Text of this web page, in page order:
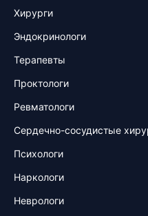
Хирурги
Эндокринологи
Терапевты
Проктологи
Ревматологи
Сердечно-сосудистые
Психологи
Наркологи
Неврологи